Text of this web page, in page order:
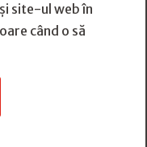
site-ul web în
când o să